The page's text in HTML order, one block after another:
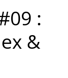
:
&